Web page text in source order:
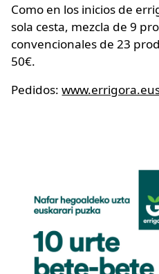
Como en los inicios de
sola cesta, mezcla de 9
convencionales de 23
50€.
Pedidos: